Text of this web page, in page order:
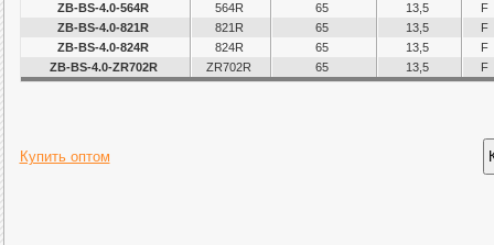
ZB-BS-4.0-564R
564R 65 13,5
F
ZB-BS-4.0-821R
821R 65 13,5
F
ZB-BS-4.0-824R
824R 65 13,5
F
ZB-BS-4.0-ZR702R
ZR702R 65 13,5 F
Купить оптом